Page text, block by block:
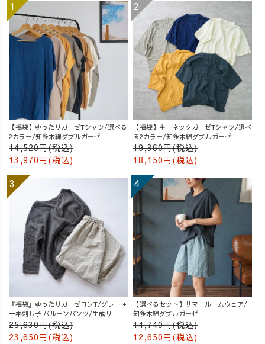
【福袋】ゆったりガーゼTシャツ/選べる
2カラー/知多木綿ダブルガーゼ
14,520円(税込)
13,970円(税込)
【福袋】キーネックガーゼTシャツ/選べ
る2カラー/知多木綿ダブルガーゼ
19,360円(税込)
18,150円(税込)
『福袋』ゆったりガーゼロンT/グレー +
一本刺し子 バルーンパンツ/生成り
25,630円(税込)
23,650円(税込)
【選べるセット】サマールームウェア/
知多木綿ダブルガーゼ
14,740円(税込)
12,650円(税込)